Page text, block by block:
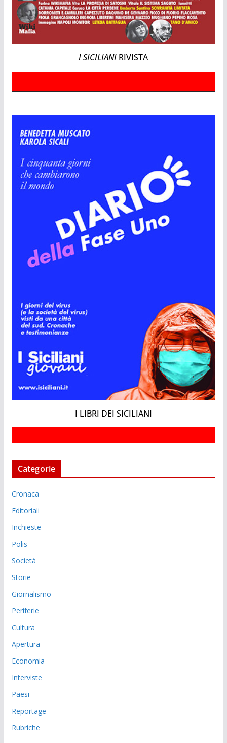
I SICILIANI RIVISTA
I LIBRI DEI SICILIANI
Categorie
Cronaca
Editoriali
Inchieste
Polis
Società
Storie
Giornalismo
Periferie
Cultura
Apertura
Economia
Interviste
Paesi
Reportage
Rubriche